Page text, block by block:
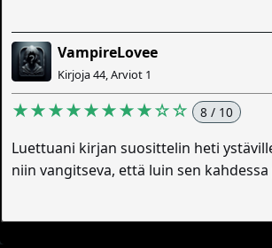
VampireLovee
Kirjoja 44, Arviot 1
★★★★★★★★☆☆ 8 / 10
Luettuani kirjan suosittelin heti
niin vangitseva, että luin sen kahdessa